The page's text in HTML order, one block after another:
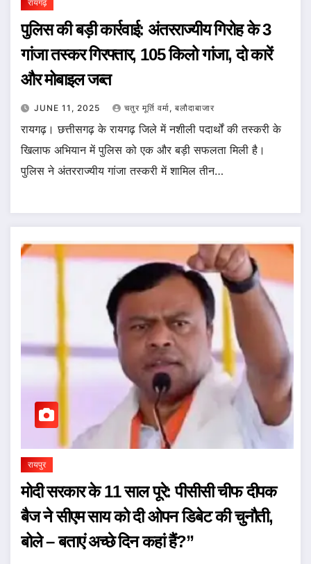
रायगढ़
पुलिस की बड़ी कार्रवाई: अंतरराज्यीय गिरोह के 3
गांजा तस्कर गिरफ्तार, 105 किलो गांजा, दो कारें
और मोबाइल जब्त
JUNE 11, 2025 चतुर मूर्ति वर्मा, बलौदाबाजार
रायगढ़। छत्तीसगढ़ के रायगढ़ जिले में नशीली पदार्थों की तस्करी के
खिलाफ अभियान में पुलिस को एक और बड़ी सफलता मिली है।
पुलिस ने अंतरराज्यीय गांजा तस्करी में शामिल तीन…
रायपुर
मोदी सरकार के 11 साल पूरे: पीसीसी चीफ दीपक
बैज ने सीएम साय को दी ओपन डिबेट की चुनौती,
बोले – बताएं अच्छे दिन कहां हैं?”